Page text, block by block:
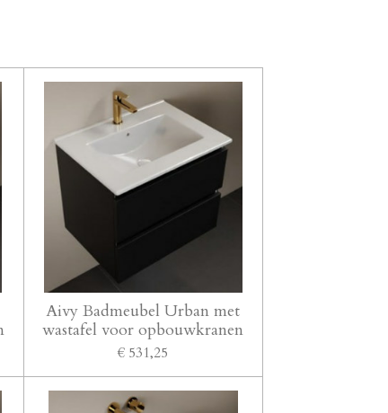
Aivy Badmeubel Urban met
wastafel voor opbouwkranen
€ 531,25